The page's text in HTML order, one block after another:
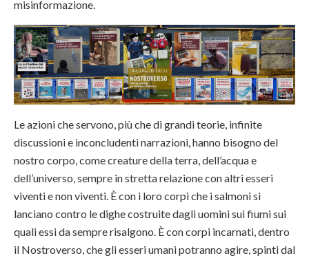
misinformazione.
Le azioni che servono, più che di grandi teorie, infinite
discussioni e inconcludenti narrazioni, hanno bisogno del
nostro corpo, come creature della terra, dell’acqua e
dell’universo, sempre in stretta relazione con altri esseri
viventi e non viventi. È con i loro corpi che i salmoni si
lanciano contro le dighe costruite dagli uomini sui fiumi sui
quali essi da sempre risalgono. È con corpi incarnati, dentro
il Nostroverso, che gli esseri umani potranno agire, spinti dal